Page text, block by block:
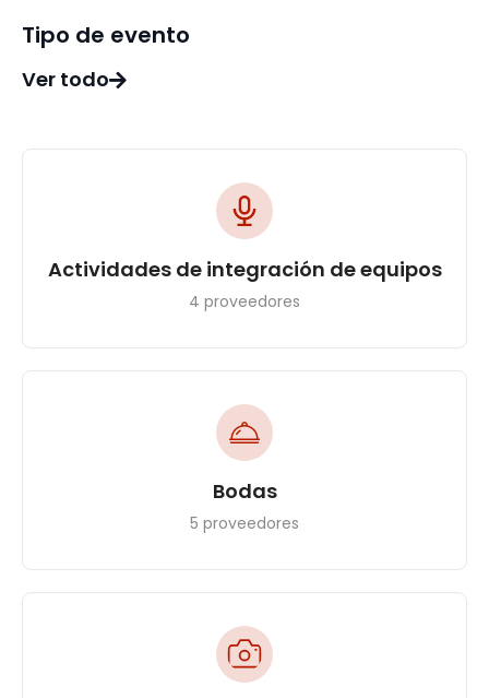
Tipo de evento
Ver todo
Actividades de integración de equipos
4 proveedores
Bodas
5 proveedores